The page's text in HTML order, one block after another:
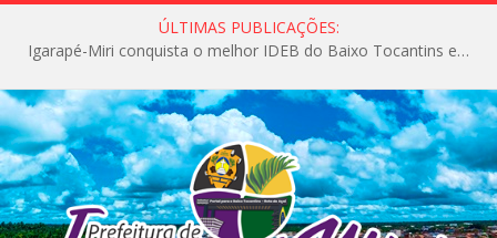
ÚLTIMAS PUBLICAÇÕES:
Igarapé-Miri conquista o melhor IDEB do Baixo Tocantins e avança na qualidade da educação pública